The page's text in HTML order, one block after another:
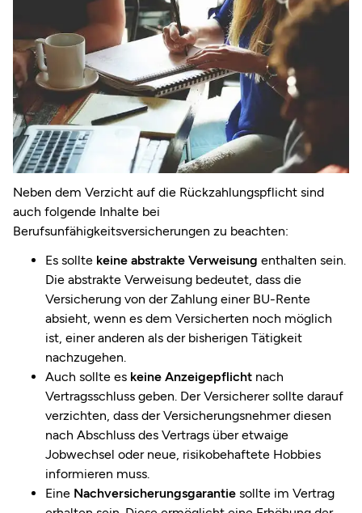
Neben dem Verzicht auf die Rückzahlungspflicht sind
auch folgende Inhalte bei
Berufsunfähigkeitsversicherungen zu beachten:
Es sollte keine abstrakte Verweisung enthalten sein.
Die abstrakte Verweisung bedeutet, dass die
Versicherung von der Zahlung einer BU-Rente
absieht, wenn es dem Versicherten noch möglich
ist, einer anderen als der bisherigen Tätigkeit
nachzugehen.
Auch sollte es keine Anzeigepflicht nach
Vertragsschluss geben. Der Versicherer sollte darauf
verzichten, dass der Versicherungsnehmer diesen
nach Abschluss des Vertrags über etwaige
Jobwechsel oder neue, risikobehaftete Hobbies
informieren muss.
Eine Nachversicherungsgarantie sollte im Vertrag